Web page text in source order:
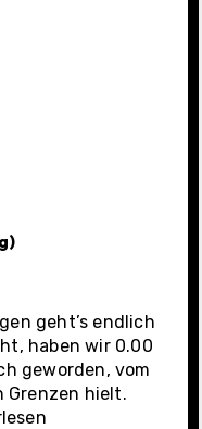
geht’s endlich
haben wir 0.00
geworden, vom
Grenzen hielt.